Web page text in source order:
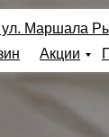
Акции
ул. Маршала